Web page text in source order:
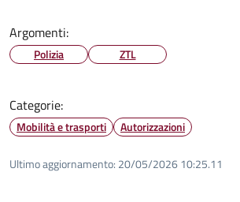
Argomenti:
Polizia ZTL
Categorie:
Mobilità e trasporti Autorizzazioni
Ultimo aggiornamento: 20/05/2026 10:25.11